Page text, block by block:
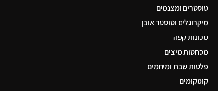
טוסטרים ומצנמים
מיקרוגלים וטוסטר אובן
מכונות קפה
מסחטות מיצים
פלטות שבת ומיחמים
קומקומים